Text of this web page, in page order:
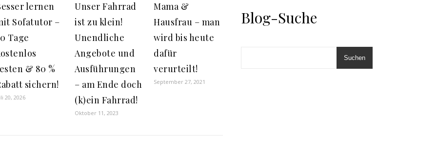
lernen
Sofatutor –
Tage
& 80 %
sichern!
20, 2026
Unser Fahrrad
ist zu klein!
Unendliche
Angebote und
Ausführungen
– am Ende doch
(k)ein Fahrrad!
Oktober 11, 2023
Mama &
Hausfrau – man
wird bis heute
dafür
verurteilt!
September 27, 2021
Blog-Suche
Suchen